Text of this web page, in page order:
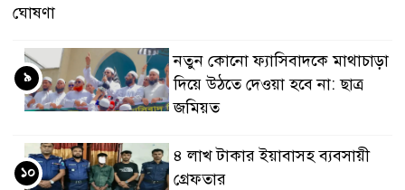
ঘোষণা
নতুন কোনো ফ্যাসিবাদকে মাথাচাড়া
দিয়ে উঠতে দেওয়া হবে না: ছাত্র
জমিয়ত
৯
৪ লাখ টাকার ইয়াবাসহ ব্যবসায়ী
গ্রেফতার
১০